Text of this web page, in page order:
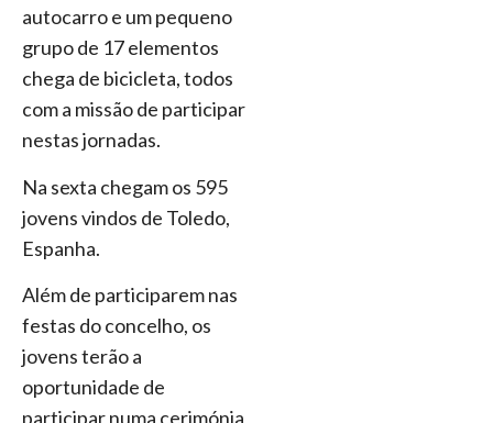
autocarro e um pequeno
grupo de 17 elementos
chega de bicicleta, todos
com a missão de participar
nestas jornadas.
Na sexta chegam os 595
jovens vindos de Toledo,
Espanha.
Além de participarem nas
festas do concelho, os
jovens terão a
oportunidade de
participar numa cerimónia